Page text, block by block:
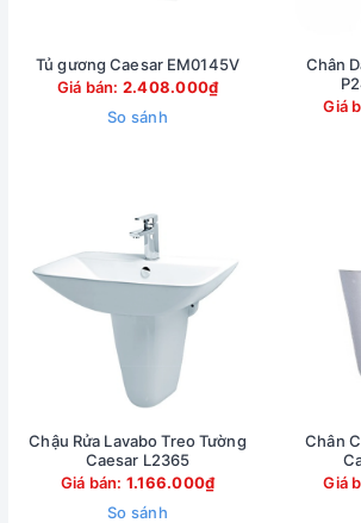
Tủ gương Caesar EM0145V
Giá bán: 2.408.000₫
So sánh
Chân
Giá
Chậu Rửa Lavabo Treo Tường
Caesar L2365
Giá bán: 1.166.000₫
So sánh
Chân
Giá